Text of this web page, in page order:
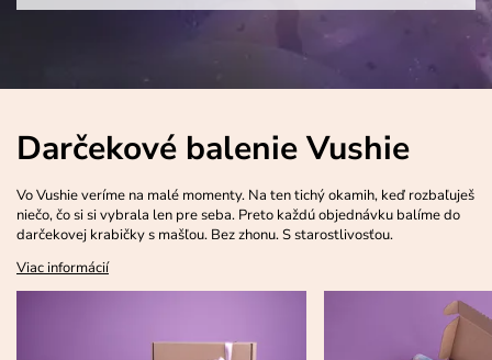
Darčekové balenie Vushie
Vo Vushie veríme na malé momenty. Na ten tichý okamih, keď rozbaľuješ
niečo, čo si si vybrala len pre seba. Preto každú objednávku balíme do
darčekovej krabičky s mašľou. Bez zhonu. S starostlivosťou.
Viac informácií